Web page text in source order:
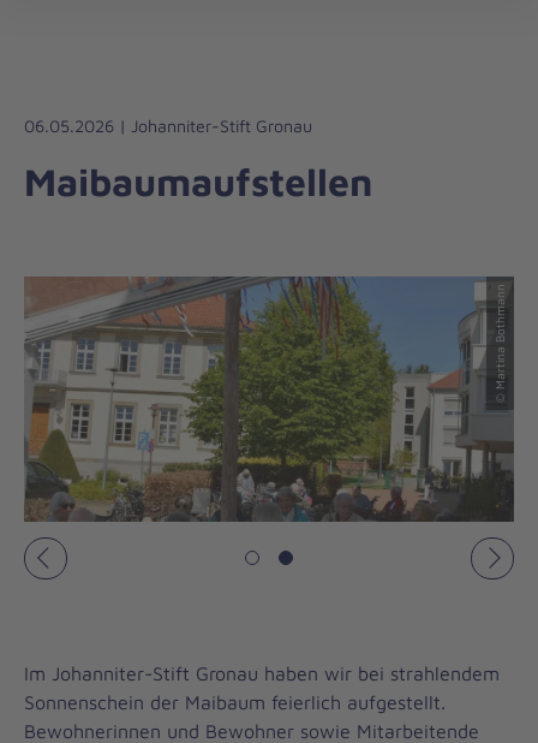
Liebe
Leben
06.05.2026 | Johanniter-Stift Gronau
Maibaumaufstellen
© Martina Bothmann
Vorheriges
Im Johanniter-Stift Gronau haben wir bei strahlendem
Sonnenschein der Maibaum feierlich aufgestellt.
Bewohnerinnen und Bewohner sowie Mitarbeitende